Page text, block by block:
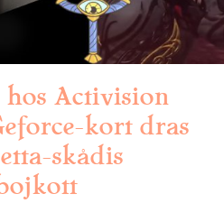
hos Activision
kort dras
skådis